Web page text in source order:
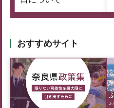
おすすめサイト